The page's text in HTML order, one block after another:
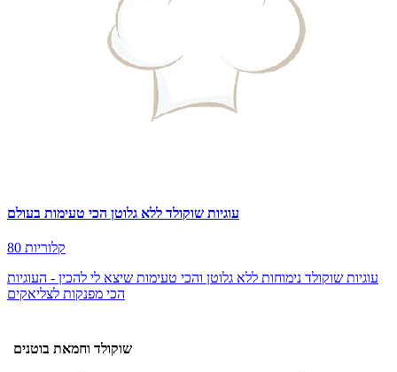
עוגיות שוקולד ללא גלוטן הכי טעימות בעולם
80 קלוריות
עוגיות שוקולד נימוחות ללא גלוטן והכי טעימות שיצא לי להכין - העוגיות
הכי מפנקות לצליאקים
שוקולד וחמאת בוטנים